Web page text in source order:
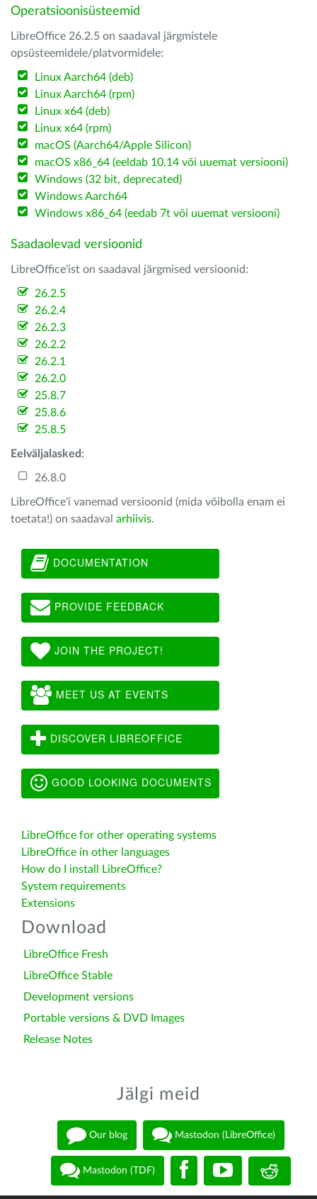
Operatsioonisüsteemid
LibreOffice 26.2.5 on saadaval järgmistele
opsüsteemidele/platvormidele:
Linux Aarch64 (deb)
Linux Aarch64 (rpm)
Linux x64 (deb)
Linux x64 (rpm)
macOS (Aarch64/Apple Silicon)
macOS x86_64 (eeldab 10.14 või uuemat versiooni)
Windows (32 bit, deprecated)
Windows Aarch64
Windows x86_64 (eedab 7t või uuemat versiooni)
Saadaolevad versioonid
LibreOffice'ist on saadaval järgmised versioonid:
26.2.5
26.2.4
26.2.3
26.2.2
26.2.1
26.2.0
25.8.7
25.8.6
25.8.5
Eelväljalasked :
26.8.0
LibreOffice'i vanemad versioonid (mida võibolla enam ei
toetata!) on saadaval arhiivis.
DOCUMENTATION
PROVIDE FEEDBACK
JOIN THE PROJECT!
MEET US AT EVENTS
DISCOVER LIBREOFFICE
GOOD LOOKING DOCUMENTS
LibreOffice for other operating systems
LibreOffice in other languages
How do I install LibreOffice?
System requirements
Extensions
Download
LibreOffice Fresh
LibreOffice Stable
Development versions
Portable versions & DVD Images
Release Notes
Jälgi meid
Our blog Mastodon (LibreOffice)
Mastodon (TDF)